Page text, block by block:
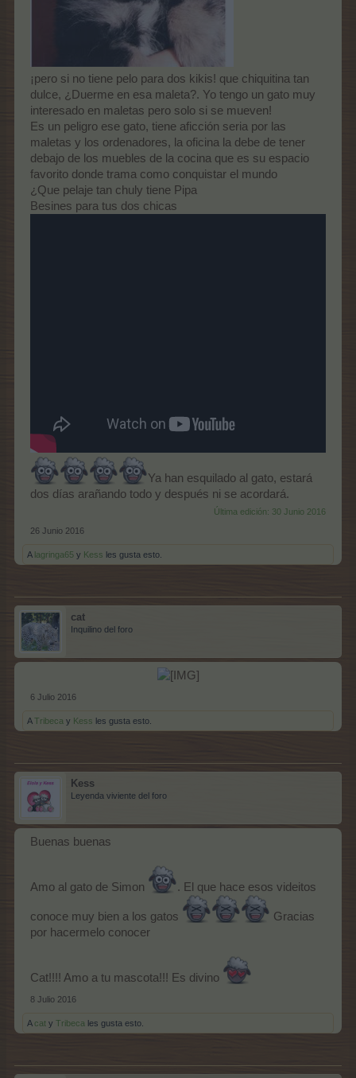
¡pero si no tiene pelo para dos kikis! que chiquitina tan
dulce, ¿Duerme en esa maleta?. Yo tengo un gato muy
interesado en maletas pero solo si se mueven!
Es un peligro ese gato, tiene aficción seria por las
maletas y los ordenadores, la oficina la debe de tener
debajo de los muebles de la cocina que es su espacio
favorito donde trama como conquistar el mundo
¿Que pelaje tan chuly tiene Pipa
Besines para tus dos chicas
Ya han esquilado al gato, estará
dos días arañando todo y después ni se acordará.
Última edición: 30 Junio 2016
26 Junio 2016
A lagringa65 y Kess les gusta esto.
cat
Inquilino del foro
6 Julio 2016
ATribeca y Kess les gusta esto.
Kess
Leyenda viviente del foro
Buenas buenas
Amo al gato de Simon . El que hace esos videitos
conoce muy bien a los gatos
Gracias
por hacermelo conocer
Cat!!!! Amo a tu mascota!!! Es divino
8 Julio 2016
A cat y Tribeca les gusta esto.